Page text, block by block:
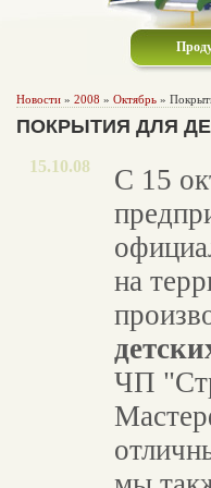
Новости » 2008 » Октябрь »
ПОКРЫТИЯ ДЛЯ
15.10.08
С 15
на
ЧП